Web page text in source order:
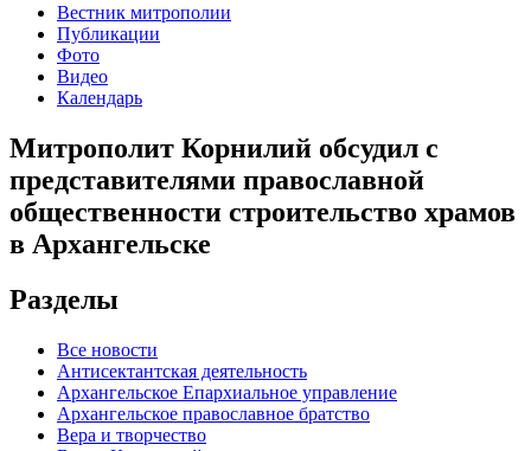
Вестник митрополии
Публикации
Фото
Видео
Календарь
Митрополит Корнилий обсудил с
представителями православной
общественности строительство храмов
в Архангельске
Разделы
Все новости
Антисектантская деятельность
Архангельское Епархиальное управление
Архангельское православное братство
Вера и творчество